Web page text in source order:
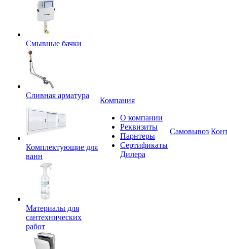
Смывные бачки
Сливная арматура
Комплектующие для
ванн
Материалы для
сантехнических
работ
Компания
О компании
Реквизиты
Парнтеры
Сертификаты
Дилера
Самовывоз